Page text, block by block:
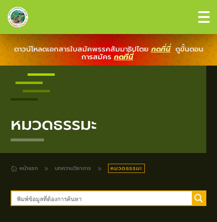
ดาวน์โหลดเอกสารใบสมัคพรรคสัมมาธิปไตย กดที่นี่ ดูขั้นตอน
การสมัครกดที่นี่
หมวดธรรมะ
 หน้าแรก 9 บทความวิชาการ 9 หมวดธรรมะ